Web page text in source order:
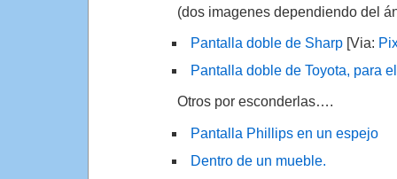
(dos imagenes dependiendo del
Pantalla doble de Sharp [Via:
Pantalla doble de Toyota, para
Otros por esconderlas….
Pantalla Phillips en un espejo
Dentro de un mueble.